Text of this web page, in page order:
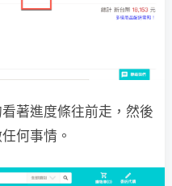
著進度條往前走，然後
何事情。